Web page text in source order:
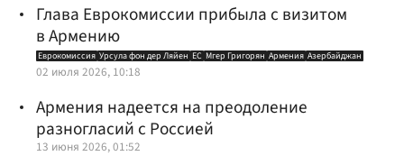
Глава Еврокомиссии прибыла с визитом
в Армению
Еврокомиссия Урсула фон дер Ляйен ЕС Мгер Григорян Армения Азербайджан
02 июля 2026, 10:18
Армения надеется на преодоление
разногласий с Россией
13 июня 2026, 01:52